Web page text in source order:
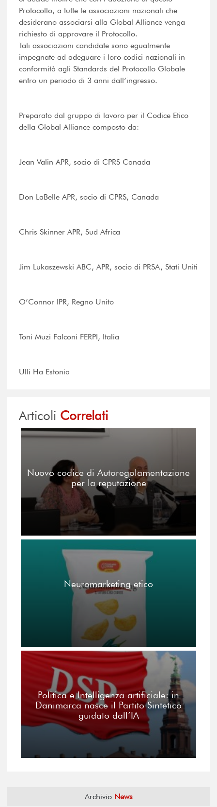
Protocollo, a tutte le associazioni nazionali che
desiderano associarsi alla Global Alliance venga
richiesto di approvare il Protocollo.
Tali associazioni candidate sono egualmente
impegnate ad adeguare i loro codici nazionali in
conformità agli Standards del Protocollo Globale
entro un periodo di 3 anni dall’ingresso.
Preparato dal gruppo di lavoro per il Codice Etico
della Global Alliance composto da:
Jean Valin APR, socio di CPRS Canada
Don LaBelle APR, socio di CPRS, Canada
Chris Skinner APR, Sud Africa
Jim Lukaszewski ABC, APR, socio di PRSA, Stati Uniti
O’Connor IPR, Regno Unito
Toni Muzi Falconi FERPI, Italia
Ulli Ha Estonia
Articoli Correlati
Nuovo codice di Autoregolamentazione
per la reputazione
Neuromarketing etico
Politica e Intelligenza artificiale: in
Danimarca nasce il Partito Sintetico
guidato dall’IA
Archivio News